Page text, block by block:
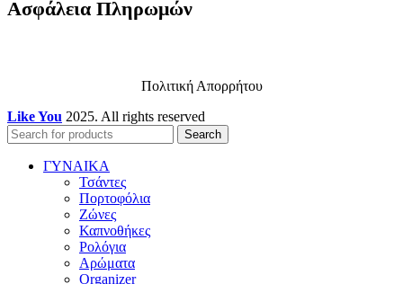
Ασφάλεια Πληρωμών
Πολιτική Απορρήτου
Like You 2025. All rights reserved
Search
ΓΥΝΑΙΚΑ
Τσάντες
Πορτοφόλια
Ζώνες
Καπνοθήκες
Ρολόγια
Αρώματα
Organizer